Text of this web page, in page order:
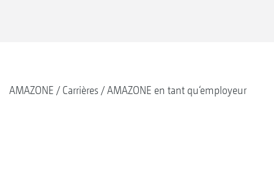
AMAZONE Carrières AMAZONE en tant qu‘employeur